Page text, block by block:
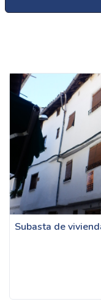
Subasta de